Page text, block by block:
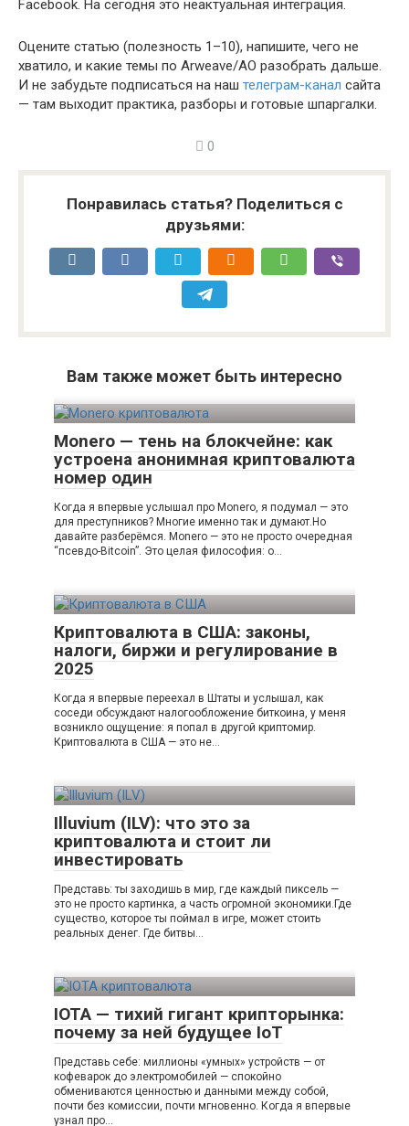
Facebook. На сегодня это неактуальная интеграция.
Оцените статью (полезность 1–10), напишите, чего не
хватило, и какие темы по Arweave/AO разобрать дальше.
И не забудьте подписаться на наш телеграм-канал сайта
— там выходит практика, разборы и готовые шпаргалки.
0
Понравилась статья? Поделиться с
друзьями:
Вам также может быть интересно
Monero — тень на блокчейне: как
устроена анонимная криптовалюта
номер один
Когда я впервые услышал про Monero, я подумал — это
для преступников? Многие именно так и думают.Но
давайте разберёмся. Monero — это не просто очередная
“псевдо-Bitcoin”. Это целая философия: о…
Криптовалюта в США: законы,
налоги, биржи и регулирование в
2025
Когда я впервые переехал в Штаты и услышал, как
соседи обсуждают налогообложение биткоина, у меня
возникло ощущение: я попал в другой криптомир.
Криптовалюта в США — это не…
Illuvium (ILV): что это за
криптовалюта и стоит ли
инвестировать
Представь: ты заходишь в мир, где каждый пиксель —
это не просто картинка, а часть огромной экономики.Где
существо, которое ты поймал в игре, может стоить
реальных денег. Где битвы…
IOTA — тихий гигант крипторынка:
почему за ней будущее IoT
Представь себе: миллионы «умных» устройств — от
кофеварок до электромобилей — спокойно
обмениваются ценностью и данными между собой,
почти без комиссии, почти мгновенно. Когда я впервые
узнал про…